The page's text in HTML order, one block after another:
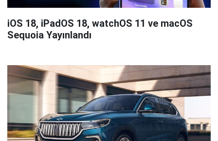
iOS 18, iPadOS 18, watchOS 11 ve macOS
Sequoia Yayınlandı